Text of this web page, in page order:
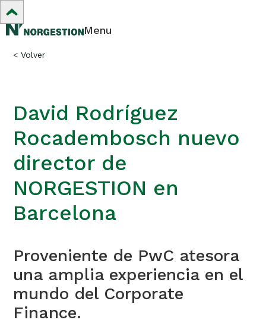
Menu
< Volver
David Rodríguez
Rocadembosch nuevo
director de
NORGESTION en
Barcelona
Proveniente de PwC atesora
una amplia experiencia en el
mundo del Corporate
Finance.